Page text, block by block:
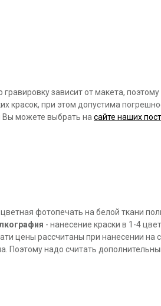
зависит от макета,
красок, при этом допустима
Вы можете выбрать на сайте наших
фотопечать на белой ткани
- нанесение краски в 1-4
цены рассчитаны при нанесении на
Поэтому надо считать